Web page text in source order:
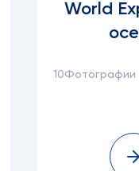
World
10Фотографии